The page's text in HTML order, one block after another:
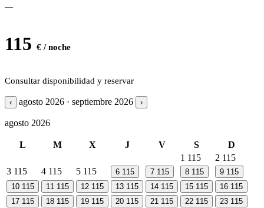
—
115 € / noche
Consultar disponibilidad y reservar
‹ agosto 2026 · septiembre 2026 ›
agosto 2026
L M X J V S
D
1 115 2 115
3 115 4 115 5 115 6 115 7 115 8 115 9 115
10 115 11 115 12 115 13 115 14 115 15 115 16 115
17 115 18 115 19 115 20 115 21 115 22 115 23 115